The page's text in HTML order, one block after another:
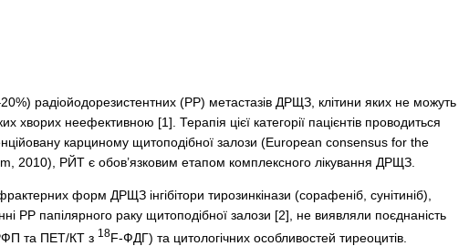
радіойодорезистентних (РР) метастазів ДРЩЗ, клітини яких не можуть
неефективною [1]. Терапія цієї категорії пацієнтів проводиться
карциному щитоподібної залози (European consensus for the
РЙТ є обов’язковим етапом комплексного лікування ДРЩЗ.
форм ДРЩЗ інгібітори тирозинкінази (сорафеніб, сунітиніб),
РР папілярного раку щитоподібної залози [2], не виявляли поєднаність
РФП та ПЕТ/КТ з 18F-ФДГ) та цитологічних особливостей тиреоцитів.